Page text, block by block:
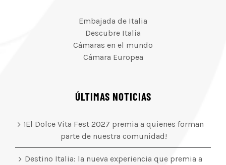
Embajada de Italia
Descubre Italia
Cámaras en el mundo
Cámara Europea
ÚLTIMAS NOTICIAS
¡El Dolce Vita Fest 2027 premia a quienes forman
parte de nuestra comunidad!
Destino Italia: la nueva experiencia que premia a